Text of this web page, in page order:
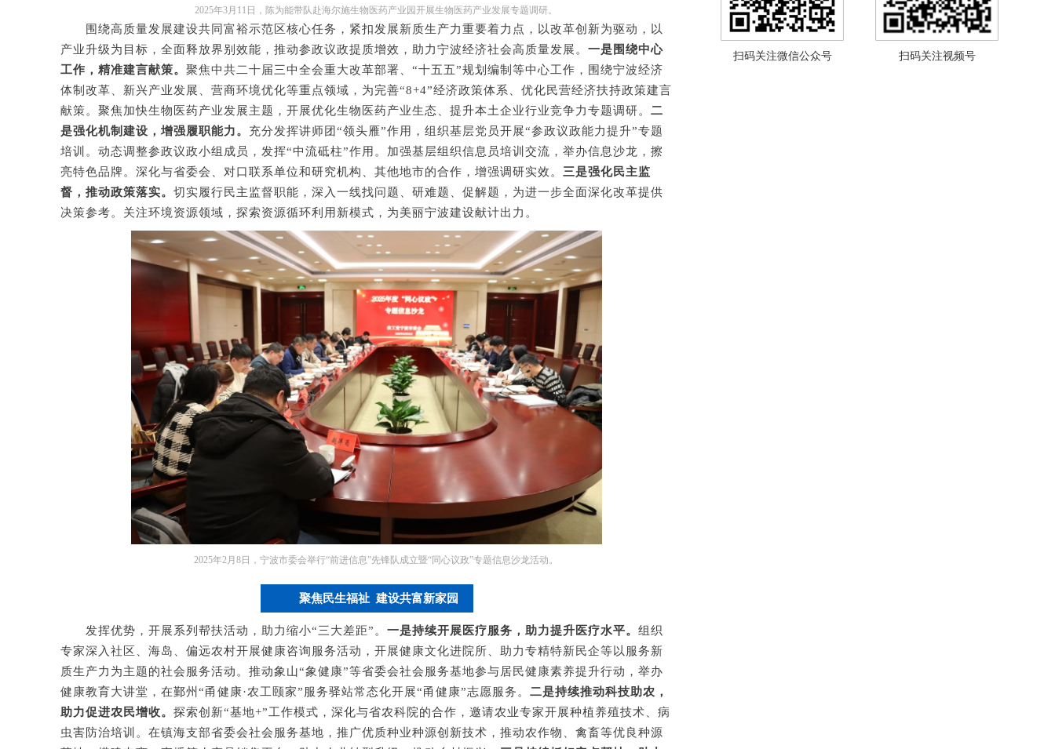
2025年3月11日，陈为能带队赴海尔施生物医药产业园开展生物医药产业发展专题调研。
围绕高质量发展建设共同富裕示范区核心任务，紧扣发展新质生产力重要着力点，以改革创新为驱动，以
产业升级为目标，全面释放界别效能，推动参政议政提质增效，助力宁波经济社会高质量发展。 一是围绕中心
工作，精准建言献策。 聚焦中共二十届三中全会重大改革部署、“十五五”规划编制等中心工作，围绕宁波经济
体制改革、新兴产业发展、营商环境优化等重点领域，为完善“8+4”经济政策体系、优化民营经济扶持政策建言
献策。聚焦加快生物医药产业发展主题，开展优化生物医药产业生态、提升本土企业行业竞争力专题调研。 二
是强化机制建设，增强履职能力。 充分发挥讲师团“领头雁”作用，组织基层党员开展“参政议政能力提升”专题
培训。动态调整参政议政小组成员，发挥“中流砥柱”作用。加强基层组织信息员培训交流，举办信息沙龙，擦
亮特色品牌。深化与省委会、对口联系单位和研究机构、其他地市的合作，增强调研实效。 三是强化民主监
督，推动政策落实。 切实履行民主监督职能，深入一线找问题、研难题、促解题，为进一步全面深化改革提供
决策参考。关注环境资源领域，探索资源循环利用新模式，为美丽宁波建设献计出力。
2025年2月8日，宁波市委会举行“前进信息”先锋队成立暨“同心议政”专题信息沙龙活动。
聚焦民生福祉 建设共富新家园
发挥优势，开展系列帮扶活动，助力缩小“三大差距”。 一是持续开展医疗服务，助力提升医疗水平。 组织
专家深入社区、海岛、偏远农村开展健康咨询服务活动，开展健康文化进院所、助力专精特新民企等以服务新
质生产力为主题的社会服务活动。推动象山“象健康”等省委会社会服务基地参与居民健康素养提升行动，举办
健康教育大讲堂，在鄞州“甬健康·农工颐家”服务驿站常态化开展“甬健康”志愿服务。 二是持续推动科技助农，
助力促进农民增收。 探索创新“基地+”工作模式，深化与省农科院的合作，邀请农业专家开展种植养殖技术、病
虫害防治培训。在镇海支部省委会社会服务基地，推广优质种业种源创新技术，推动农作物、禽畜等优良种源
扫码关注微信公众号 扫码关注视频号